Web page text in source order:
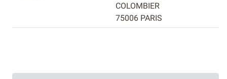
COLOMBIER
75006 PARIS